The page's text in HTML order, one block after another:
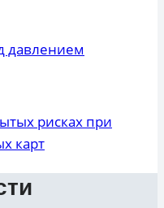
давлением
рисках при
карт